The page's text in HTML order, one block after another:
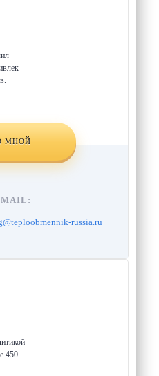
МНОЙ
russia.ru
450